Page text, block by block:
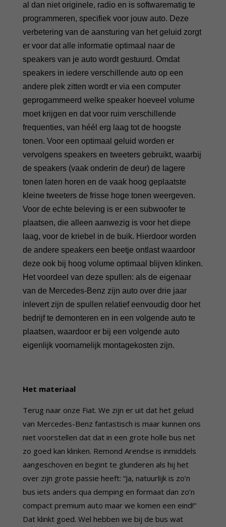
al dan niet originele, radio en is softwarematig te
programmeren, specifiek voor jouw auto. Deze
verbetering van de aansturing van het geluid zorgt
er voor dat alle informatie optimaal naar de
speakers van je auto wordt gestuurd. Omdat
speakers in iedere verschillende auto op een
andere plek zitten wordt er via een computer
geprogammeerd welke speaker hoeveel volume
moet krijgen en dat voor ruim verschillende
frequenties, van héél erg laag tot de hoogste
tonen. Voor een optimaal geluid worden er
vervolgens speakers en tweeters gebruikt, waarbij
de speakers (vaak onderin de deur) de lagere
tonen laten horen en de vaak hoog geplaatste
kleine tweeters de frisse hoge tonen weergeven.
Voor de echte beleving is er een subwoofer te
plaatsen, die alleen aanwezig is voor het diepe
laag, voor de kriebel in de buik. Hierdoor worden
de andere speakers een beetje ontlast waardoor
deze ook bij hoog volume optimaal blijven klinken.
Het voordeel van deze spullen: als de eigenaar
van de Mercedes-Benz zijn auto over drie jaar
inlevert zijn de spullen relatief eenvoudig door het
bedrijf te demonteren en in een volgende auto te
plaatsen, waardoor er bij een volgende auto
eigenlijk voornamelijk montagekosten zijn.
Het materiaal
Terug naar onze Fiat. We zijn er uit dat het geluid
van Mercedes-Benz fantastisch is maar kunnen ons
niet voorstellen dat dat in een grote holle bus net
zo goed kan klinken. Remond Arendse is inmiddels
aangeschoven en begint te glunderen als hij het
over zijn grote passie heeft: “Ja, natuurlijk is zo’n
bus iets anders qua demping en formaat dan zo’n
compact premium auto maar we komen een eind!”
Dat klinkt goed. Wel hebben we bij de bus wat